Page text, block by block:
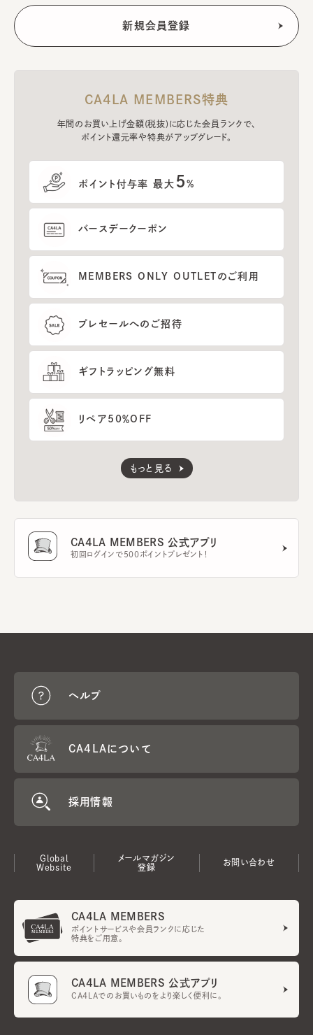
CA4LA MEMBERS特典
年間のお買い上げ金額(税抜)に応じた会員ランクで、
ポイント還元率や特典がアップグレード。
ポイント付与率 最大 5%
バースデークーポン
MEMBERS ONLY OUTLETのご利用
プレセールへのご招待
ギフトラッピング無料
リペア50％OFF
もっと見る
CA4LA MEMBERS 公式アプリ
初回ログインで500ポイントプレゼント！
ヘルプ
CA4LAについて
採用情報
Global
Website
メールマガジン
登録
お問い合わせ
CA4LA MEMBERS
ポイントサービスや会員ランクに応じた
特典をご用意。
CA4LA MEMBERS 公式アプリ
CA4LAでのお買いものをより楽しく便利に。